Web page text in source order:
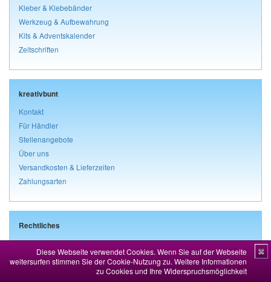
Diese Webseite verwendet Cookies. Wenn Sie auf der Webseite
weitersurfen stimmen Sie der Cookie-Nutzung zu. Weitere Informationen
zu Cookies und Ihre Widerspruchsmöglichkeit
✖
Kleber & Klebebänder
Werkzeug & Aufbewahrung
Kits & Adventskalender
Zeitschriften
kreativbunt
Kontakt
Für Händler
Stellenangebote
Über uns
Versandkosten & Lieferzeiten
Zahlungsarten
Rechtliches
Impressum
AGB & Kundeninformationen
Widerrufsbelehrung & Widerrufsformular